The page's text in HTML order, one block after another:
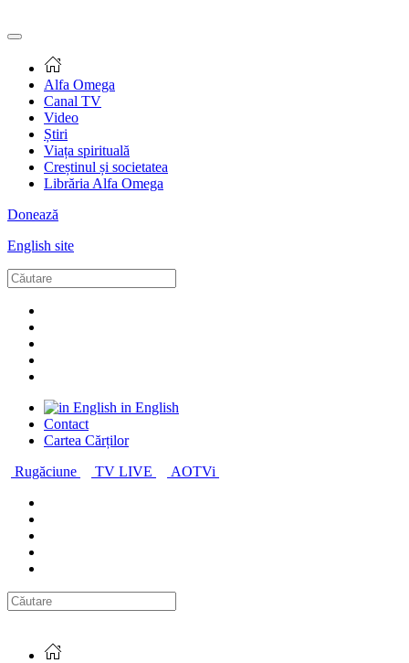
Alfa Omega
Canal TV
Video
Știri
Viața spirituală
Creștinul și societatea
Librăria Alfa Omega
Donează
English site
in English
Contact
Cartea Cărților
Rugăciune
TV LIVE AOTVi